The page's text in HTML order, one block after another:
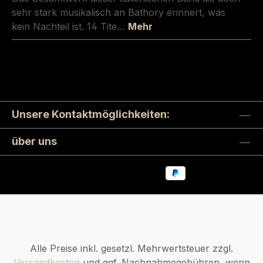
sehr stark musikalisch an Bathory erinnert, was
kein Nachteil ist. 14 Tite… Mehr
Unsere Kontaktmöglichkeiten:
über uns
Alle Preise inkl. gesetzl. Mehrwertsteuer zzgl.